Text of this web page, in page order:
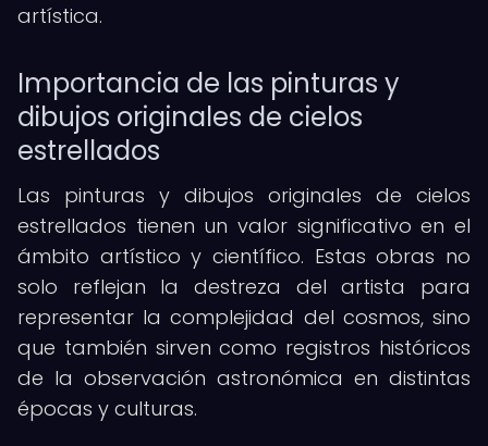
artística.
Importancia de las pinturas y
dibujos originales de cielos
estrellados
Las pinturas y dibujos originales de cielos
estrellados tienen un valor significativo en el
ámbito artístico y científico. Estas obras no
solo reflejan la destreza del artista para
representar la complejidad del cosmos, sino
que también sirven como registros históricos
de la observación astronómica en distintas
épocas y culturas.